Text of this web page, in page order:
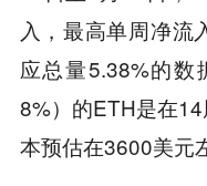
入，最高单周净流
应总量5.38%的
8%）的ETH是在
本预估在3600美元